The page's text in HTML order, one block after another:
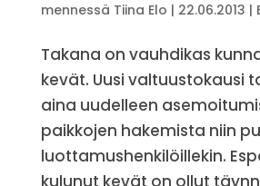
mennessä Tiina Elo | 22.06.2013 |
Takana on vauhdikas
kevät. Uusi valtuustokausi
aina uudelleen
paikkojen hakemista niin
luottamushenkilöillekin.
kulunut kevät on ollut